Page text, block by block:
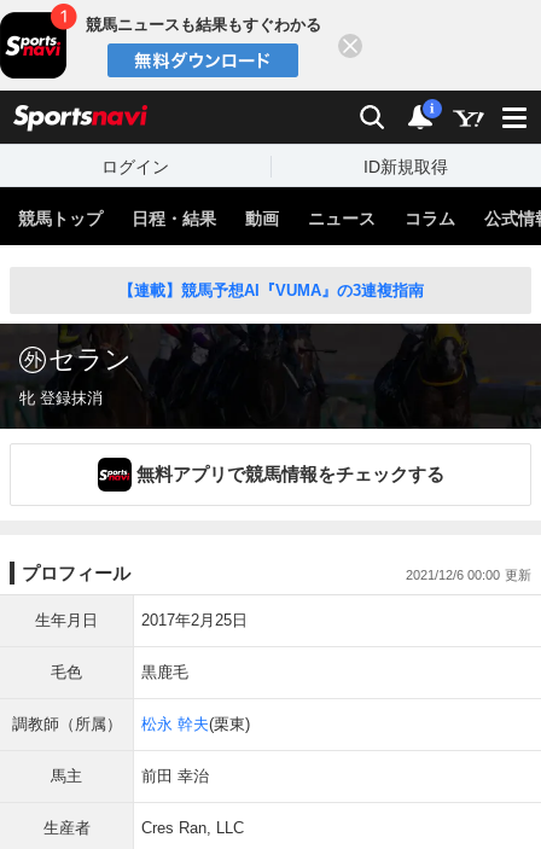
競馬ニュースも結果もすぐわかる
検索 通知
i
ログイン ID新規取得
競馬トップ 日程・結果 動画 ニュース コラム 公式情
【連載】競馬予想AI『VUMA』の3連複指南
セラン
牝 登録抹消
無料アプリで競馬情報をチェックする
プロフィール 2021/12/6 00:00
生年月日 2017年2月25日
毛色 黒鹿毛
調教師（所属） 松永 幹夫(栗東)
馬主 前田 幸治
生産者 Cres Ran, LLC